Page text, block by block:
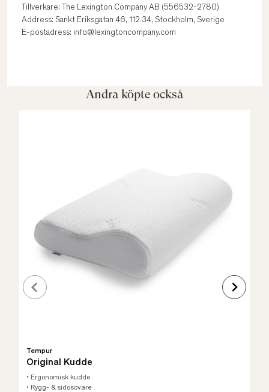
Tillverkare: The Lexington Company AB (556532-2780)
Address: Sankt Eriksgatan 46, 112 34, Stockholm, Sverige
E-postadress: info@lexingtoncompany.com
Andra köpte också
Tempur
Original Kudde
• Ergonomisk kudde
• Rygg- & sidosovare